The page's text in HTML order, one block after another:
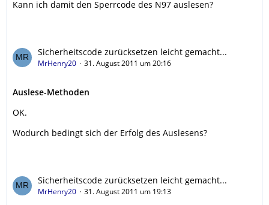
Kann ich damit den Sperrcode des N97 auslesen?
Sicherheitscode zurücksetzen leicht gemacht...
MrHenry20 31. August 2011 um 20:16
Auslese-Methoden
OK.
Wodurch bedingt sich der Erfolg des Auslesens?
Sicherheitscode zurücksetzen leicht gemacht...
MrHenry20 31. August 2011 um 19:13